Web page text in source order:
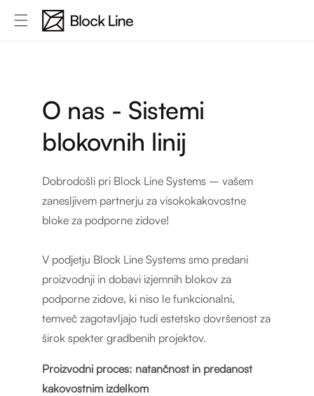
na
vsebino
O nas - Sistemi
blokovnih linij
Dobrodošli pri Block Line Systems – vašem
zanesljivem partnerju za visokokakovostne
bloke za podporne zidove!
V podjetju Block Line Systems smo predani
proizvodnji in dobavi izjemnih blokov za
podporne zidove, ki niso le funkcionalni,
temveč zagotavljajo tudi estetsko dovršenost za
širok spekter gradbenih projektov.
Proizvodni proces: natančnost in predanost
kakovostnim izdelkom